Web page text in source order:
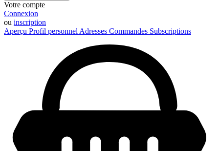
Votre compte
Connexion
ou inscription
Aperçu Profil personnel Adresses Commandes Subscriptions